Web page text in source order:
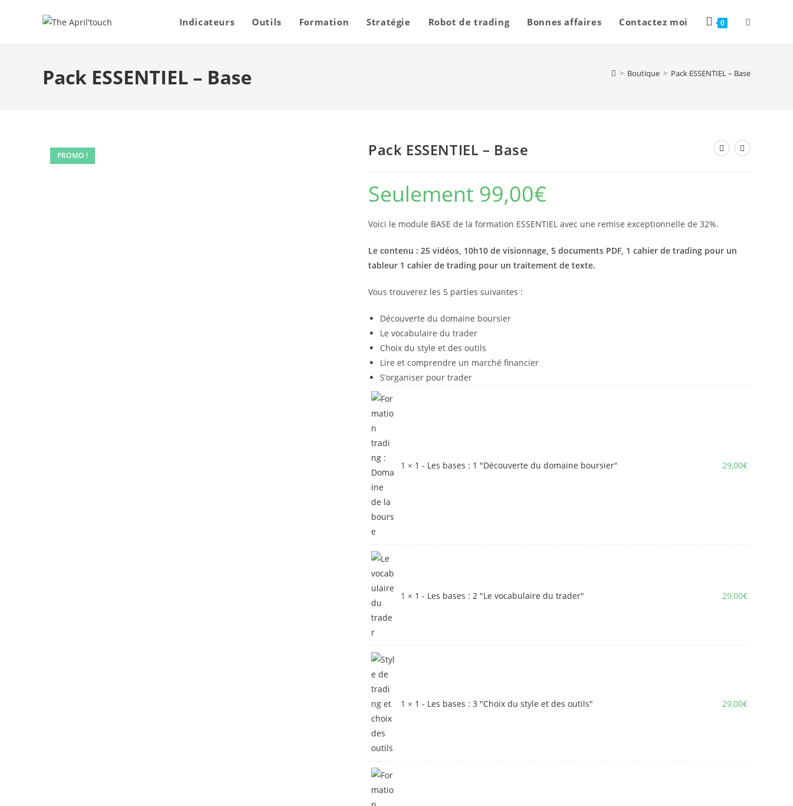
Indicateurs Outils Formation Stratégie Robot de trading Bonnes affaires Contactez moi 0
Pack ESSENTIEL – Base > Boutique > Pack ESSENTIEL – Base
PROMO ! Pack ESSENTIEL – Base
Seulement 99,00€
Voici le module BASE de la formation ESSENTIEL avec une remise exceptionnelle de 32%.
Le contenu : 25 vidéos, 10h10 de visionnage, 5 documents PDF, 1 cahier de trading pour un
tableur 1 cahier de trading pour un traitement de texte.
Vous trouverez les 5 parties suivantes :
Découverte du domaine boursier
Le vocabulaire du trader
Choix du style et des outils
Lire et comprendre un marché financier
S’organiser pour trader
1 × 1 - Les bases : 1 "Découverte du domaine boursier" 29,00€
1 × 1 - Les bases : 2 "Le vocabulaire du trader" 29,00€
1 × 1 - Les bases : 3 "Choix du style et des outils" 29,00€